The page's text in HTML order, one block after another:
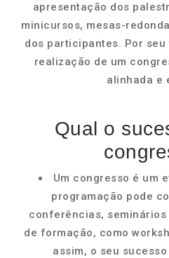
apresentação dos
minicursos, mesas-
dos participantes. Por
realização de um
alinhada e
Qual o
Um congresso é um
programação pode
conferências, seminários
de formação, como
assim, o seu